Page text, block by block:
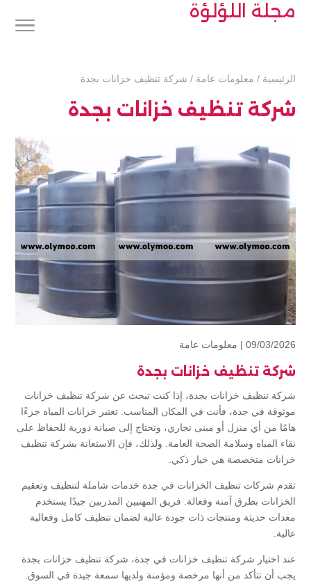
مجلة اللؤلؤة
الرئيسية / معلومات عامة / شركة تنظيف خزانات بجدة
شركة تنظيف خزانات بجدة
09/03/2026 | معلومات عامة
شركة تنظيف خزانات بجدة
شركة تنظيف خزانات بجدة، إذا كنت تبحث عن شركة تنظيف خزانات
موثوقة في جدة، فأنت في المكان المناسب. تعتبر خزانات المياه جزءًا
هامًا من أي منزل أو مبنى تجاري، وتحتاج إلى صيانة دورية للحفاظ على
نقاء المياه وسلامة الصحة العامة. ولذلك، فإن الاستعانة بشركة تنظيف
خزانات متخصصة هي خيار ذكي.
تقدم شركات تنظيف الخزانات في جدة خدمات شاملة لتنظيف وتعقيم
الخزانات بطرق آمنة وفعالة. فريق المهنيين المدربين جيدًا يستخدم
معدات حديثة ومنتجات ذات جودة عالية لضمان تنظيف كامل وفعالية
عالية.
عند اختيار شركة تنظيف خزانات في جدة، شركة تنظيف خزانات بجدة
يجب أن تتأكد من أنها مرخصة ومؤمنة ولديها سمعة جيدة في السوق.